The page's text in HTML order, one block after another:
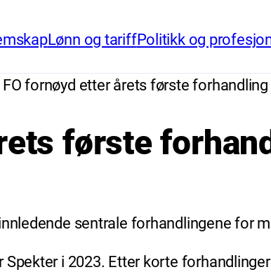
Lønn og tariffPolitikk og
FO fornøyd etter årets første
første
sentrale forhandlingene for
i 2023. Etter korte